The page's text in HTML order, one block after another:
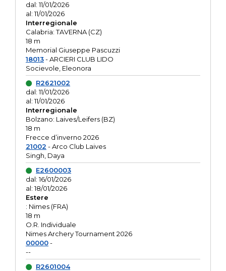
dal: 11/01/2026
al: 11/01/2026
Interregionale
Calabria: TAVERNA (CZ)
18 m
Memorial Giuseppe Pascuzzi
18013- ARCIERI CLUB LIDO
Socievole, Eleonora
R2621002
dal: 11/01/2026
al: 11/01/2026
Interregionale
Bolzano: Laives/Leifers (BZ)
18 m
Frecce d’inverno 2026
21002 - Arco Club Laives
Singh, Daya
E2600003
dal: 16/01/2026
al: 18/01/2026
Estere
: Nimes (FRA)
18 m
O.R. Individuale
Nimes Archery Tournament 2026
00000-
--
R2601004